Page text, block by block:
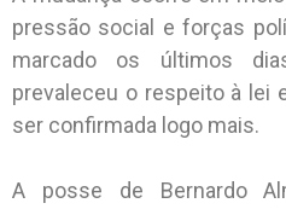
pressão social e forças
marcado os últimos
prevaleceu o respeito à lei
ser confirmada logo mais.
A posse de Bernardo